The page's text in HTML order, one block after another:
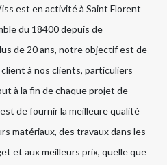
est en activité à Saint Florent
du 18400 depuis de
de 20 ans, notre objectif est de
à nos clients, particuliers
à la fin de chaque projet de
de fournir la meilleure qualité
matériaux, des travaux dans les
et aux meilleurs prix, quelle que